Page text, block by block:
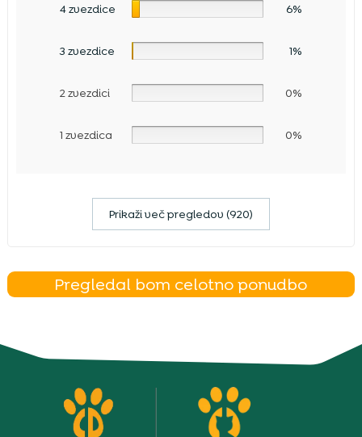
4 zvezdice 6%
3 zvezdice 1%
2 zvezdici 0%
1 zvezdica 0%
Prikaži več pregledov (920)
Pregledal bom celotno ponudbo